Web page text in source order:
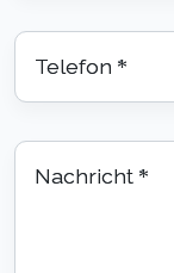
Telefon *
Nachricht *